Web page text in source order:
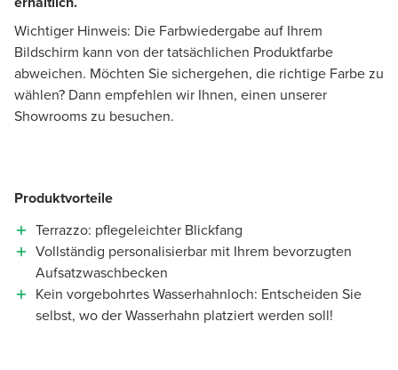
Wichtiger Hinweis: Die Farbwiedergabe auf Ihrem
Bildschirm kann von der tatsächlichen Produktfarbe
abweichen. Möchten Sie sichergehen, die richtige Farbe zu
wählen? Dann empfehlen wir Ihnen, einen unserer
Showrooms zu besuchen.
Produktvorteile
Terrazzo: pflegeleichter Blickfang
Vollständig personalisierbar mit Ihrem bevorzugten
Aufsatzwaschbecken
Kein vorgebohrtes Wasserhahnloch: Entscheiden Sie
selbst, wo der Wasserhahn platziert werden soll!